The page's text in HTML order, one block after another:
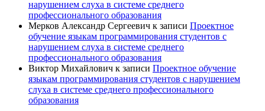
нарушением слуха в системе среднего
профессионального образования
Мерков Александр Сергеевич к записи Проектное
обучение языкам программирования студентов с
нарушением слуха в системе среднего
профессионального образования
Виктор Михайлович к записи Проектное обучение
языкам программирования студентов с нарушением
слуха в системе среднего профессионального
образования